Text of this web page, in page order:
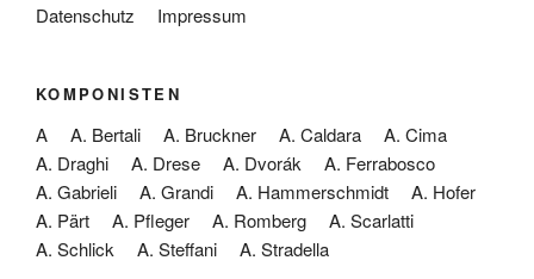
Datenschutz Impressum
KOMPONISTEN
A A. Bertali A. Bruckner A. Caldara
A. Cima
A. Draghi
A. Drese A. Dvorák
A. Ferrabosco
A. Gabrieli
A. Grandi A. Hammerschmidt
A. Hofer
A. Pärt
A. Pfleger A. Romberg
A. Scarlatti
A. Schlick
A. Steffani A. Stradella